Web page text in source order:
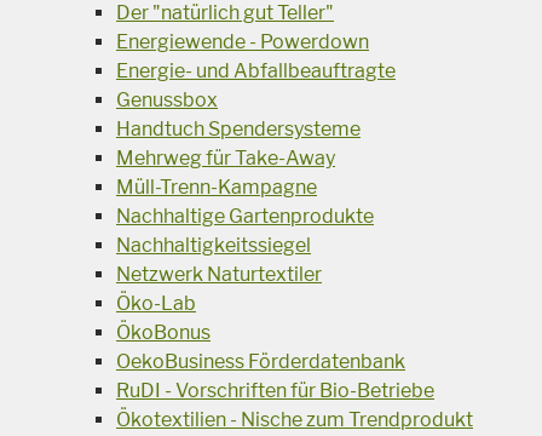
Der "natürlich gut Teller"
Energiewende - Powerdown
Energie- und Abfallbeauftragte
Genussbox
Handtuch Spendersysteme
Mehrweg für Take-Away
Müll-Trenn-Kampagne
Nachhaltige Gartenprodukte
Nachhaltigkeitssiegel
Netzwerk Naturtextiler
Öko-Lab
ÖkoBonus
OekoBusiness Förderdatenbank
RuDI - Vorschriften für Bio-Betriebe
Ökotextilien - Nische zum Trendprodukt